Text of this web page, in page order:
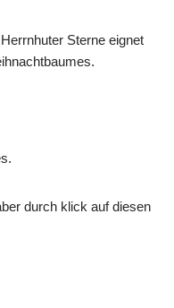
Sterne eignet
durch klick auf diesen